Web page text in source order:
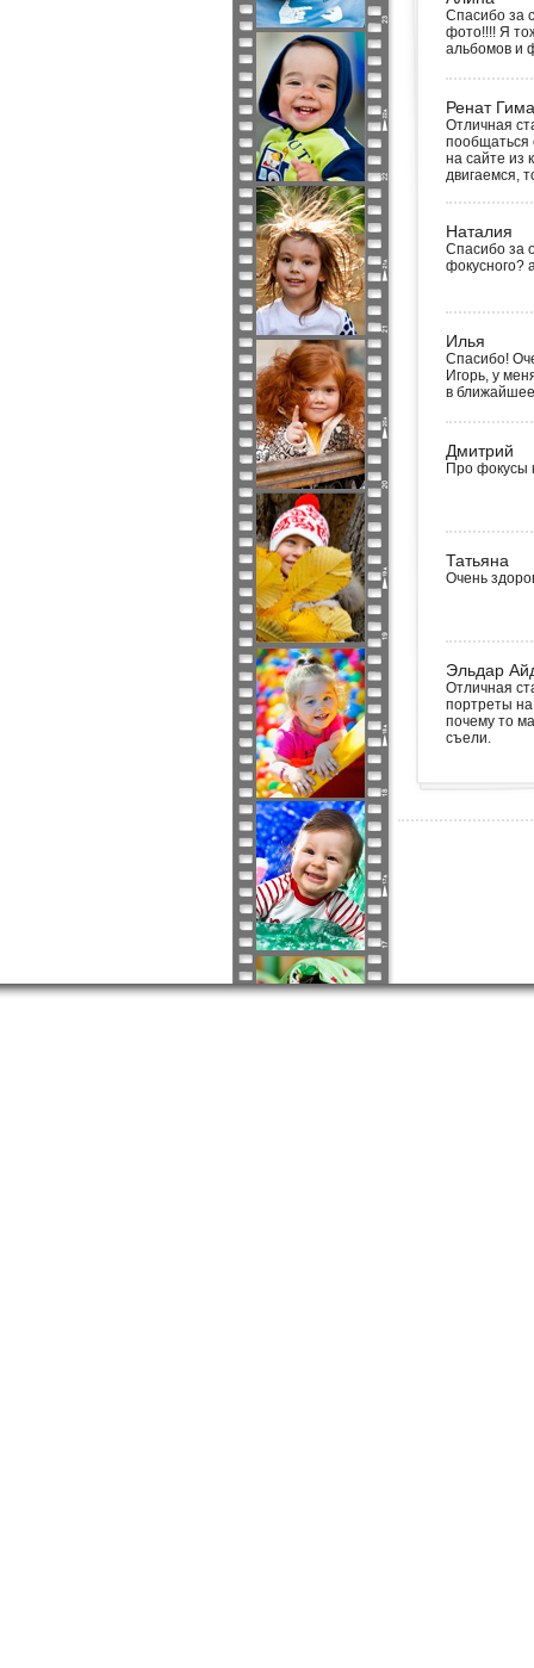
Спасибо за
фото!!!! Я
альбомов и
Ренат
Отличная
пообщаться
на сайте из
двигаемся,
Наталия
Спасибо за
фокусного?
Илья
Спасибо!
Игорь, у
в
Дмитрий
Про фокусы
Татьяна
Очень
Эльдар
Отличная
портреты
почему то
съели.